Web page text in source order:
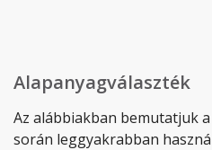
Alapanyagválaszték
Az alábbiakban bemutatjuk
során leggyakrabban